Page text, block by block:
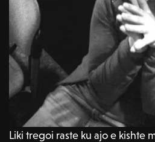
Liki tregoi raste ku ajo e kishte